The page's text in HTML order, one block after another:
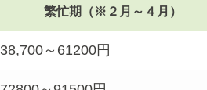
繁忙期（※２月～４月）
38,700～61200円